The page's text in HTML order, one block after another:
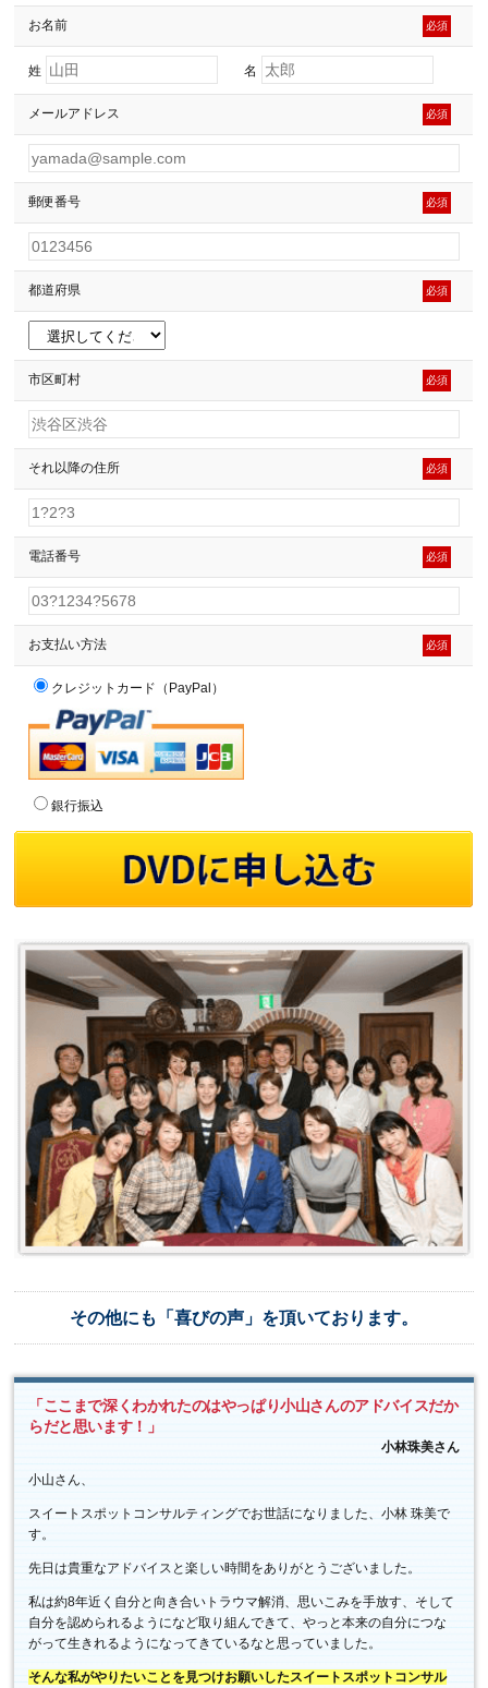
お名前 必須
姓 名
メールアドレス 必須
郵便番号 必須
都道府県 必須
市区町村 必須
それ以降の住所 必須
電話番号 必須
お支払い方法 必須
クレジットカード（PayPal）
銀行振込
その他にも「喜びの声」を頂いております。
「ここまで深くわかれたのはやっぱり小山さんのアドバイスだか
らだと思います！」
小林珠美さん
小山さん、
スイートスポットコンサルティングでお世話になりました、小林 珠美で
す。
先日は貴重なアドバイスと楽しい時間をありがとうございました。
私は約8年近く自分と向き合いトラウマ解消、思いこみを手放す、そして
自分を認められるようになど取り組んできて、やっと本来の自分につな
がって生きれるようになってきているなと思っていました。
そんな私がやりたいことを見つけお願いしたスイートスポットコンサル